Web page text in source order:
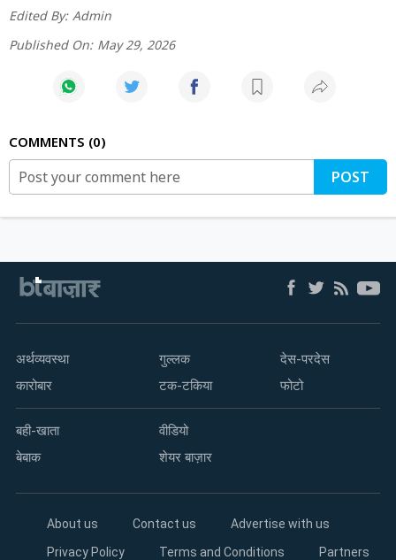
Edited By: Admin
Published On: May 29, 2026
COMMENTS 0
POST
अर्थव्यवस्था
कारोबार
गुल्लक
टक-टकिया
देस-परदेस
फोटो
बही-खाता
बेबाक
वीडियो
शेयर बाज़ार
About us Contact us
Advertise with us
Privacy Policy
Terms and Conditions Partners